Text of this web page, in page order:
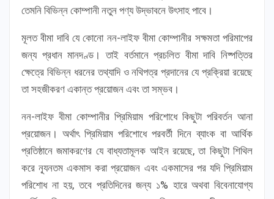
তেমনি বিভিন্ন কোম্পানী নতুন পণ্য উদ্ভাবনে উৎসাহ পাবে।
মূলত বীমা দাবি যে কোনো নন-লাইফ বীমা কোম্পানীর সক্ষমতা পরিমাপের
জন্য প্রধান মানদণ্ড। তাই বর্তমানে প্রচলিত বীমা দাবি নিষ্পত্তির
ক্ষেত্রে বিভিন্ন ধরনের তথ্যাদি ও নথিপত্র প্রদানের যে প্রক্রিয়া রয়েছে
তা সহজীকরণ একান্ত প্রয়োজন এবং তা সম্ভব।
নন-লাইফ বীমা কোম্পানীর প্রিমিয়াম পরিশোধে কিছুটা পরিবর্তন আনা
প্রয়োজন। অর্থাৎ প্রিমিয়াম পরিশোধে পরবর্তী দিনে ব্যাংক বা আর্থিক
প্রতিষ্ঠানে জমাকরণের যে বাধ্যতামূলক আইন রয়েছে, তা কিছুটা শিথিল
করে ন্যূনতম একমাস করা প্রয়োজন এবং একমাসের পর যদি প্রিমিয়াম
পরিশোধ না হয়, তবে প্রতিদিনের জন্য ১% হারে অথবা বিবেনাযোগ্য